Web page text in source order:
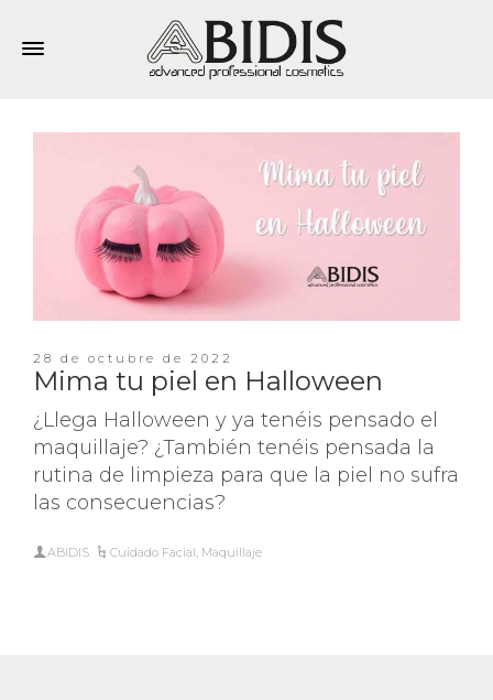
28 de octubre de 2022
Mima tu piel en Halloween
¿Llega Halloween y ya tenéis pensado el
maquillaje? ¿También tenéis pensada la
rutina de limpieza para que la piel no sufra
las consecuencias?
ABIDIS Cuidado Facial, Maquillaje